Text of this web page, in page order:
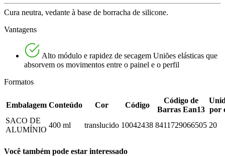
Cura neutra, vedante à base de borracha de silicone.
Vantagens
Alto módulo e rapidez de secagem Uniões elásticas que
absorvem os movimentos entre o painel e o perfil
Formatos
Embalagem Conteúdo Cor Código
Código de
Barras Ean13 por
SACO DE
ALUMÍNIO
400 ml translucido 10042438 8411729066505 20
Você também pode estar interessado